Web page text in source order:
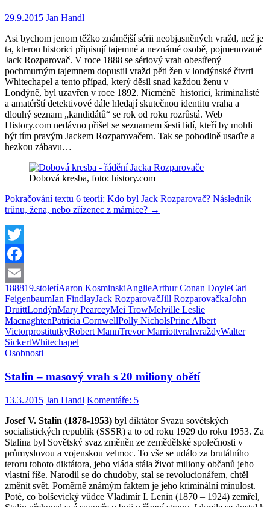
29.9.2015 Jan Handl
Asi bychom jenom těžko známější sérii neobjasněných vražd, než je
ta, kterou historici připisují tajemné a neznámé osobě, pojmenované
Jack Rozparovač. V roce 1888 se sériový vrah obestřený
pochmurným tajemnem dopustil vražd pěti žen v londýnské čtvrti
Whitechapel a tento případ, který děsil snad každou ženu v
Londýně, byl uzavřen v roce 1892. Nicméně historici, kriminalisté
a amatérští detektivové dále hledají skutečnou identitu vraha a
dlouhý seznam „kandidátů“ se rok od roku rozrůstá. Web
History.com nedávno přišel se seznamem šesti lidí, kteří by mohli
být tím pravým Jackem Rozparovačem. Tak se pohodlně usaďte a
hezkou zábavu…
Dobová kresba, foto: history.com
Pokračování textu 6 teorií: Kdo byl Jack Rozparovač? Následník
trůnu, žena, nebo zřízenec z márnice? →
Twitter
Facebook
Email
188819.stoletíAaron KosminskiAnglieArthur Conan DoyleCarl
FeigenbaumIan FindlayJack RozparovačJill RozparovačkaJohn
DruittLondýnMary PearceyMei TrowMelville Leslie
MacnaghtenPatricia CornwellPolly NicholsPrinc Albert
VictorprostitutkyRobert MannTrevor MarriottvrahvraždyWalter
SickertWhitechapel
Osobnosti
Stalin – masový vrah s 20 miliony obětí
13.3.2015 Jan Handl Komentáře: 5
Josef V. Stalin (1878-1953) byl diktátor Svazu sovětských
socialistických republik (SSSR) a to od roku 1929 do roku 1953. Za
Stalina byl Sovětský svaz změněn ze zemědělské společnosti v
průmyslovou a vojenskou velmoc. To vše se událo za brutálního
teroru tohoto diktátora, jeho vláda stála život miliony občanů jeho
vlastní říše. Narodil se do chudoby, stal se revolucionářem, chtěl
změnit svět. Poměrně známým faktem je jeho kriminální minulost.
Poté, co bolševický vůdce Vladimír I. Lenin (1870 – 1924) zemřel,